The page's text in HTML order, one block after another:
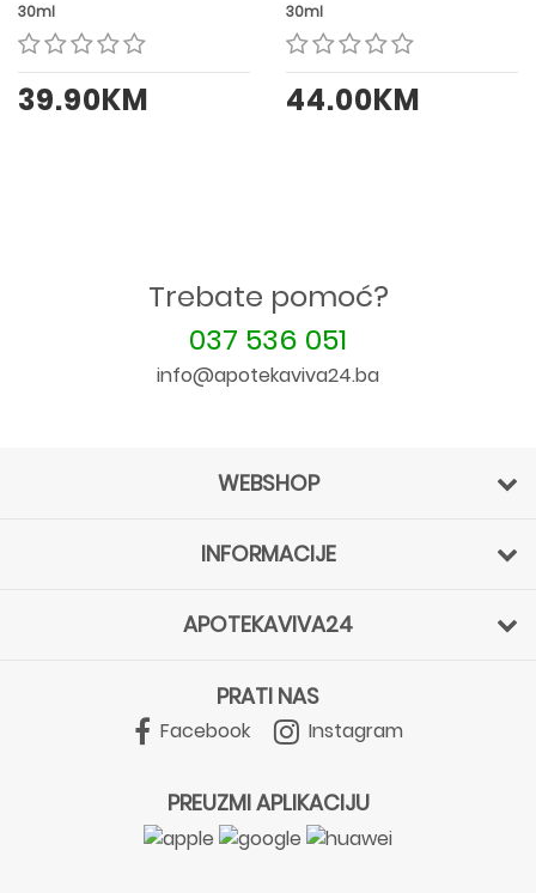
30ml
39.90KM
30ml
44.00KM
Trebate pomoć?
037 536 051
info@apotekaviva24.ba
WEBSHOP
INFORMACIJE
APOTEKAVIVA24
PRATI NAS
Facebook Instagram
PREUZMI APLIKACIJU